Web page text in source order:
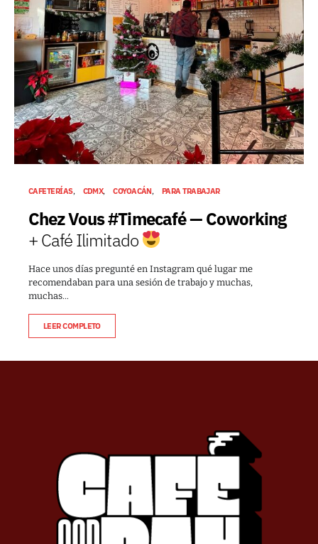
CAFETERÍAS CDMX COYOACÁN PARA TRABAJAR
Chez Vous #Timecafé — Coworking
+ Café Ilimitado
Hace unos días pregunté en Instagram qué lugar me
recomendaban para una sesión de trabajo y muchas,
muchas…
LEER COMPLETO